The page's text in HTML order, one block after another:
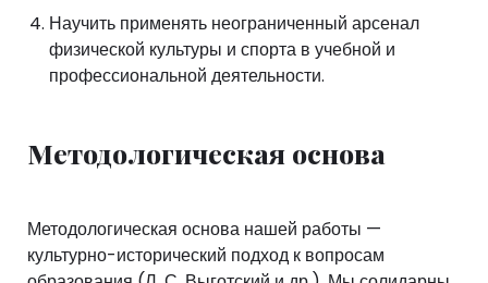
Научить применять неограниченный арсенал
физической культуры и спорта в учебной и
профессиональной деятельности.
Методологическая основа
Методологическая основа нашей работы —
культурно-исторический подход к вопросам